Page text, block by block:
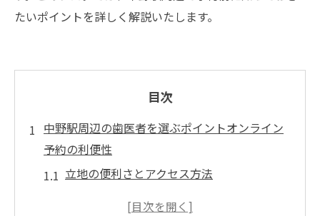
たいポイントを詳しく解説いたします。
目次
中野駅周辺の歯医者を選ぶポイントオンライン
予約の利便性
立地の便利さとアクセス方法
診療時間と予約の取りやすさ